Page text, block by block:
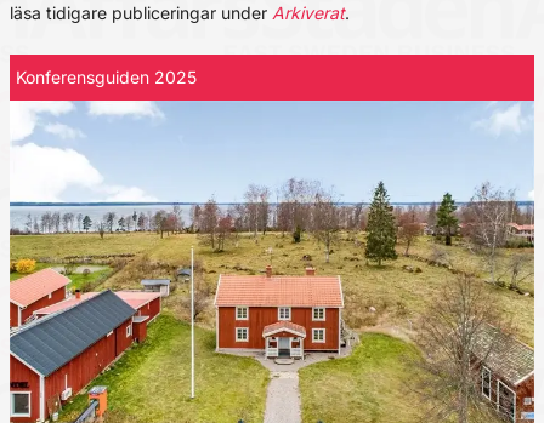
läsa tidigare publiceringar under Arkiverat.
Konferensguiden 2025